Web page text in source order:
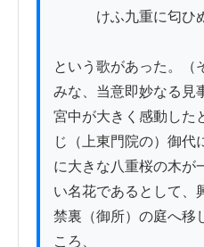
けふ九重に匂ひぬ
という歌があった。（
みな、当意即妙なる見
宮中が大きく感動した
じ（上東門院の）御代
に大きな八重桜の木が
い名花であるとして、
禁裏（御所）の庭へ移
ころ、